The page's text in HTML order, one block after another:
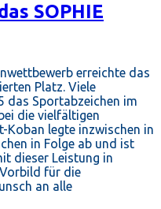
SOPHIE
erreichte das
Platz. Viele
das Sportabzeichen im
die vielfältigen
Koban legte inzwischen in
in Folge ab und ist
dieser Leistung in
für die
an alle